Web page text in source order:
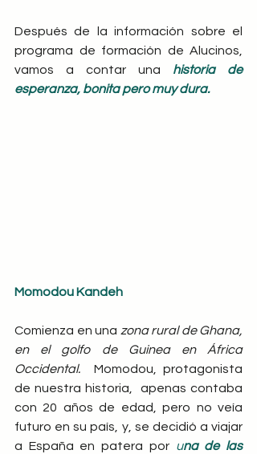
Después de la información sobre el
programa de formación de Alucinos,
vamos a contar una
historia de
esperanza, bonita pero muy dura.
Momodou Kandeh
Comienza en una zona rural de Ghana,
en el golfo de Guinea en África
Occidental. Momodou, protagonista
de nuestra historia,  apenas contaba
con 20 años de edad, pero no veía
futuro en su país, y, se decidió a viajar
a España en patera por una de las